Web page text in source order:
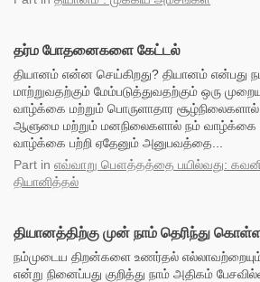
தர்ம போதனைகளை கேட்டல்
தியானம் என்ன செய்கிறது? தியானம் என்பது
மாற்றுவதற்கும் மேம்படுத்துவதற்கும் ஒரு
வாழ்க்கை மற்றும் பொருளாதார சூழ்நிலைகளால்
ஆளுமை மற்றும் மனநிலைகளால் நம் வாழ்க்கை
வாழ்க்கை பற்றி ஏதேனும் அனுபவத்தை...
Part in எவ்வாறு பௌத்தத்தை பயில்வது:
தியானித்தல்
தியானத்திற்கு முன் நாம் தெரிந்து
நம்முடைய திறன்களை உணர்தல்
என்று நினைப்பது குறித்து நாம் அதிகம்